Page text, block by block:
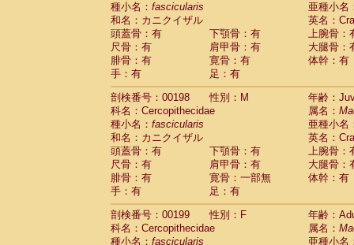
種小名： fascicularis
亜種小名
和名：カニクイザル
英名：
頭蓋骨：有
下顎骨：有
上腕骨：
尺骨：有
肩甲骨：有
大腿骨：
腓骨：有
寛骨：有
体幹：有
手：有
足：有
剖検番号：00198
性別：M
年齢：
科名：Cercopithecidae
属名：
種小名： fascicularis
亜種小名
和名：カニクイザル
英名：
頭蓋骨：有
下顎骨：有
上腕骨：
尺骨：有
肩甲骨：有
大腿骨：
腓骨：有
寛骨：一部無
体幹：有
手：有
足：有
剖検番号：00199
性別：F
年齢：
科名：Cercopithecidae
属名：
種小名： fascicularis 亜種小名